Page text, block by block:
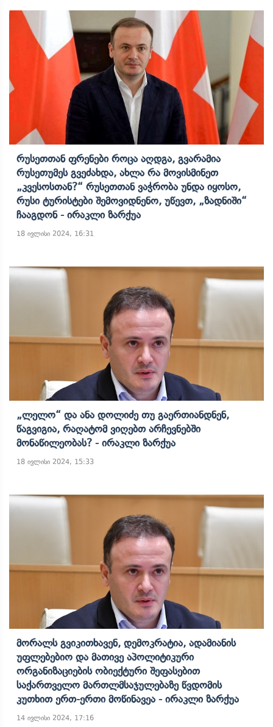
Რუსეთთან Ფრენები Როცა Აღდგა, Გვარამია
Რუსეთუმეს Გვეძახდა, Ახლა Რა Მოვისმინეთ
„კვესოსთან?“ Რუსეთთან Ვაჭრობა Უნდა Იყოსო,
Რუსი Ტურისტები Შემოვიდნენო, Უწევთ, „ზადნიში“
Ჩააგდონ - Ირაკლი Ზარქუა
18 ივლისი 2024, 16:31
„ლელო“ Და Ანა Დოლიძე Თუ Გაერთიანდნენ,
Წაგვიგია, Რაღატომ Ვიღებთ Არჩევნებში
Მონაწილეობას? - Ირაკლი Ზარქუა
18 ივლისი 2024, 15:33
Მორალს Გვიკითხავენ, Დემოკრატია, Ადამიანის
Უფლებებიო Და Მათივე Აპოლიტიკური
Ორგანიზაციების Ობიექტური Შეფასებით
Საქართველო Მართლმსაჯულებაზე Წვდომის
Კუთხით Ერთ-Ერთი Მოწინავეა - Ირაკლი Ზარქუა
14 ივლისი 2024, 17:16